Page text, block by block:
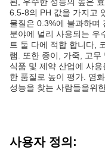
6.5-8의 PH 값을 가지고
물질은 0.3%에 불과하며
분야에 널리 사용되는 우
트 둘 다에 적합 합니다,
램. 또한 종이, 가죽, 고무
식품 및 제약 산업에 사
한 품질로 높이 평가. 염
성능을 찾는 사람들을위
사용자 정의: